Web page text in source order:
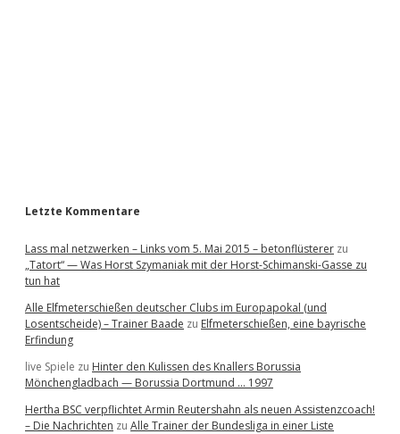
Letzte Kommentare
Lass mal netzwerken – Links vom 5. Mai 2015 – betonflüsterer zu
„Tatort“ — Was Horst Szymaniak mit der Horst-Schimanski-Gasse zu
tun hat
Alle Elfmeterschießen deutscher Clubs im Europapokal (und
Losentscheide) – Trainer Baade zu Elfmeterschießen, eine bayrische
Erfindung
live Spiele zu Hinter den Kulissen des Knallers Borussia
Mönchengladbach — Borussia Dortmund … 1997
Hertha BSC verpflichtet Armin Reutershahn als neuen Assistenzcoach!
– Die Nachrichten zu Alle Trainer der Bundesliga in einer Liste